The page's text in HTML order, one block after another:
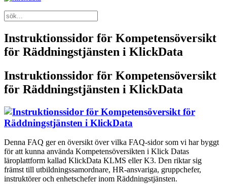
Instruktionssidor för Kompetensöversikt
för Räddningstjänsten i KlickData
Instruktionssidor för Kompetensöversikt
för Räddningstjänsten i KlickData
Denna FAQ ger en översikt över vilka FAQ-sidor som vi har byggt
för att kunna använda Kompetensöversikten i Klick Datas
läroplattform kallad KlickData KLMS eller K3. Den riktar sig
främst till utbildningssamordnare, HR-ansvariga, gruppchefer,
instruktörer och enhetschefer inom Räddningstjänsten.